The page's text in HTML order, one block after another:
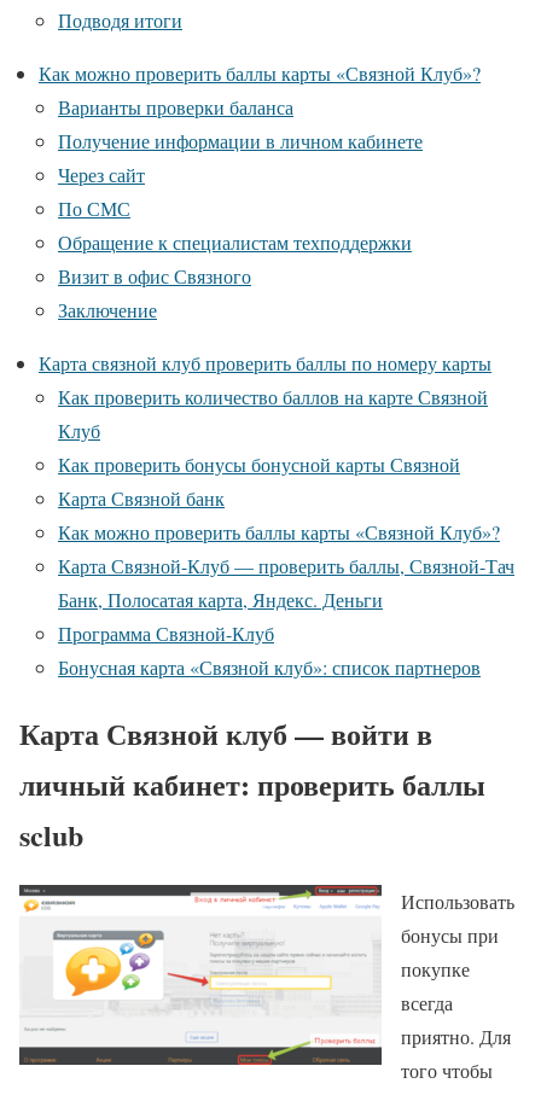
Подводя итоги
Как можно проверить баллы карты «Связной Клуб»?
Варианты проверки баланса
Получение информации в личном кабинете
Через сайт
По СМС
Обращение к специалистам техподдержки
Визит в офис Связного
Заключение
Карта связной клуб проверить баллы по номеру карты
Как проверить количество баллов на карте Связной
Клуб
Как проверить бонусы бонусной карты Связной
Карта Связной банк
Как можно проверить баллы карты «Связной Клуб»?
Карта Связной-Клуб — проверить баллы, Связной-Тач
Банк, Полосатая карта, Яндекс. Деньги
Программа Связной-Клуб
Бонусная карта «Связной клуб»: список партнеров
Карта Связной клуб — войти в
личный кабинет: проверить баллы
sclub
Использовать
бонусы при
покупке
всегда
приятно. Для
того чтобы